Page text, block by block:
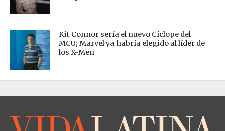
Kit Connor sería el nuevo Cíclope del
MCU; Marvel ya habría elegido al líder de
los X-Men